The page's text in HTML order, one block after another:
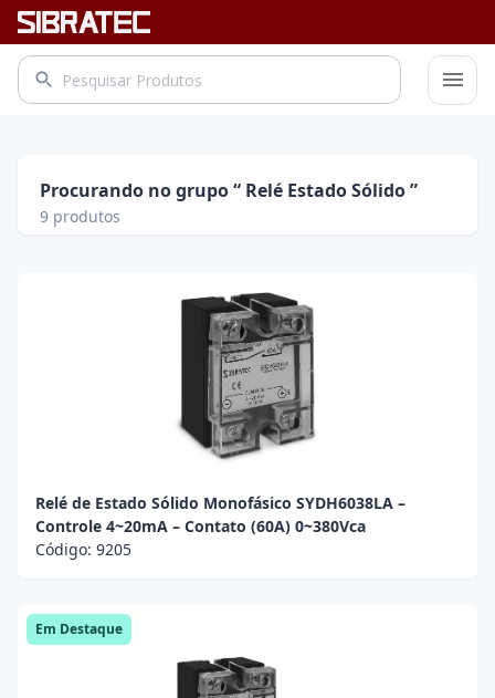
Procurando no grupo “ Relé Estado Sólido ”
9 produtos
Relé de Estado Sólido Monofásico SYDH6038LA –
Controle 4~20mA – Contato (60A) 0~380Vca
Código: 9205
Em Destaque